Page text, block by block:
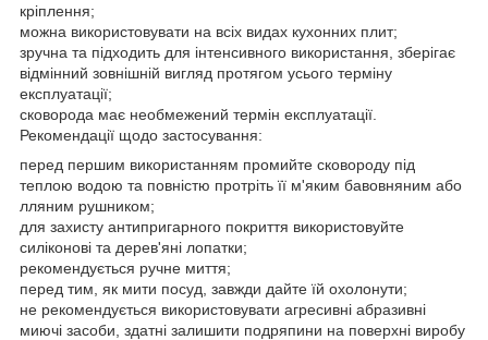
кріплення;
можна використовувати на всіх видах кухонних плит;
зручна та підходить для інтенсивного використання, зберігає
відмінний зовнішній вигляд протягом усього терміну
експлуатації;
сковорода має необмежений термін експлуатації.
Рекомендації щодо застосування:
перед першим використанням промийте сковороду під
теплою водою та повністю протріть її м'яким бавовняним або
лляним рушником;
для захисту антипригарного покриття використовуйте
силіконові та дерев'яні лопатки;
рекомендується ручне миття;
перед тим, як мити посуд, завжди дайте їй охолонути;
не рекомендується використовувати агресивні абразивні
миючі засоби, здатні залишити подряпини на поверхні виробу